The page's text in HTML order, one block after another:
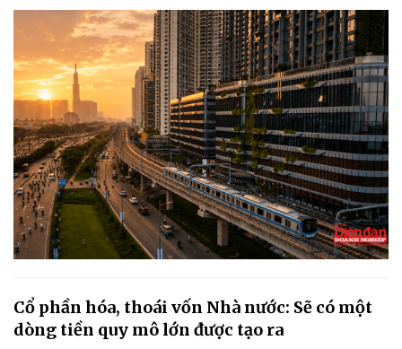
Cổ phần hóa, thoái vốn Nhà nước: Sẽ có một
dòng tiền quy mô lớn được tạo ra